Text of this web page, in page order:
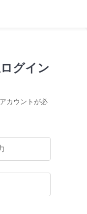
グイン
カウントが必